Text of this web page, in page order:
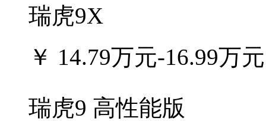
瑞虎9X
￥ 14.79万元-16.99万元
瑞虎9 高性能版